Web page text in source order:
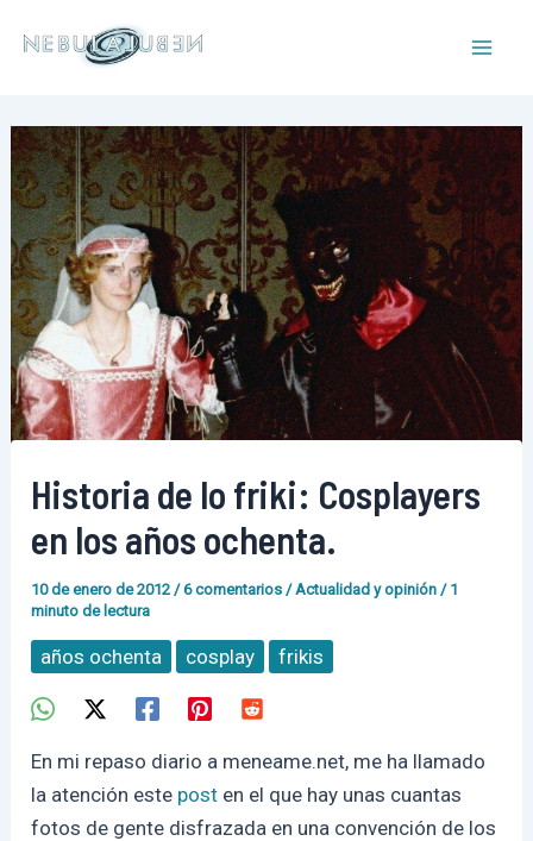
Historia de lo friki: Cosplayers
en los años ochenta.
10 de enero de 2012 /6 comentarios /Actualidad y opinión / 1
minuto de lectura
años ochenta cosplay frikis
En mi repaso diario a meneame.net, me ha llamado
la atención este post en el que hay unas cuantas
fotos de gente disfrazada en una convención de los